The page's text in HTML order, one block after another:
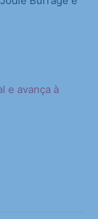
e avança à